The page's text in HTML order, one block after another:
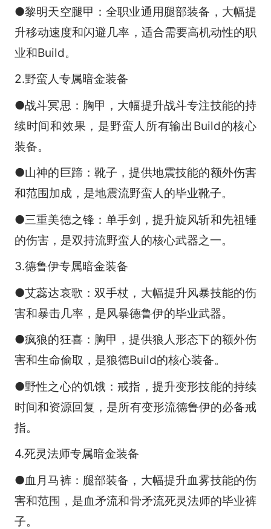
●黎明天空腿甲：全职业通用腿部装备，大幅提
升移动速度和闪避几率，适合需要高机动性的职
业和Build。
2.野蛮人专属暗金装备
●战斗冥思：胸甲，大幅提升战斗专注技能的持
续时间和效果，是野蛮人所有输出Build的核心
装备。
●山神的巨蹄：靴子，提供地震技能的额外伤害
和范围加成，是地震流野蛮人的毕业靴子。
●三重美德之锋：单手剑，提升旋风斩和先祖锤
的伤害，是双持流野蛮人的核心武器之一。
3.德鲁伊专属暗金装备
●艾蕊达哀歌：双手杖，大幅提升风暴技能的伤
害和暴击几率，是风暴德鲁伊的毕业武器。
●疯狼的狂喜：胸甲，提供狼人形态下的额外伤
害和生命偷取，是狼德Build的核心装备。
●野性之心的饥饿：戒指，提升变形技能的持续
时间和资源回复，是所有变形流德鲁伊的必备戒
指。
4.死灵法师专属暗金装备
●血月马裤：腿部装备，大幅提升血雾技能的伤
害和范围，是血矛流和骨矛流死灵法师的毕业裤
子。